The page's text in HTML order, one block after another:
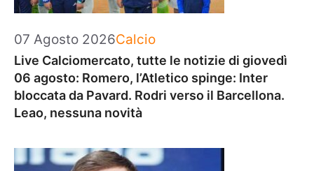
07 Agosto 2026Categorie
Calcio
Live Calciomercato, tutte le notizie di giovedì
06 agosto: Romero, l’Atletico spinge: Inter
bloccata da Pavard. Rodri verso il Barcellona.
Leao, nessuna novità